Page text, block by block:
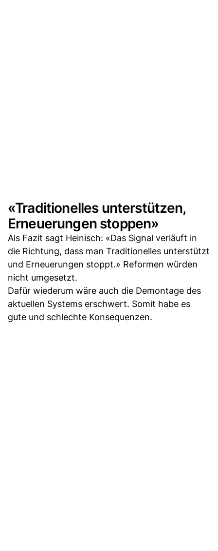
«Traditionelles unterstützen,
Erneuerungen stoppen»
Als Fazit sagt Heinisch: «Das Signal verläuft in
die Richtung, dass man Traditionelles unterstützt
und Erneuerungen stoppt.» Reformen würden
nicht umgesetzt.
Dafür wiederum wäre auch die Demontage des
aktuellen Systems erschwert. Somit habe es
gute und schlechte Konsequenzen.